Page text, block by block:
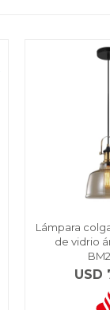
Lámpara
de vidrio
USD